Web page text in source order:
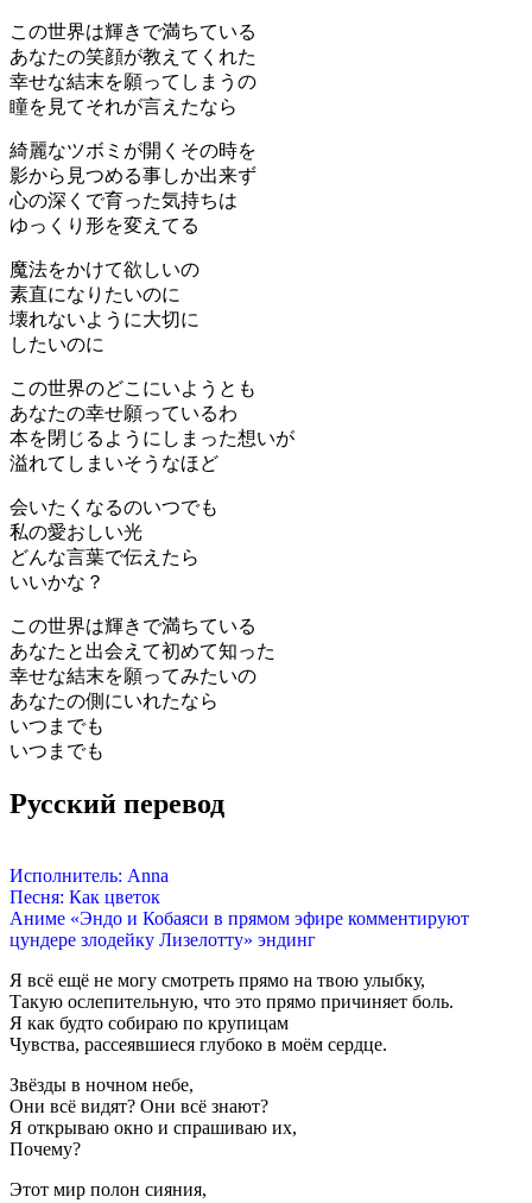
この世界は輝きで満ちている
あなたの笑顔が教えてくれた
幸せな結末を願ってしまうの
瞳を見てそれが言えたなら
綺麗なツボミが開くその時を
影から見つめる事しか出来ず
心の深くで育った気持ちは
ゆっくり形を変えてる
魔法をかけて欲しいの
素直になりたいのに
壊れないように大切に
したいのに
この世界のどこにいようとも
あなたの幸せ願っているわ
本を閉じるようにしまった想いが
溢れてしまいそうなほど
会いたくなるのいつでも
私の愛おしい光
どんな言葉で伝えたら
いいかな？
この世界は輝きで満ちている
あなたと出会えて初めて知った
幸せな結末を願ってみたいの
あなたの側にいれたなら
いつまでも
いつまでも
Русский перевод
Исполнитель: Anna
Песня: Как цветок
Аниме «Эндо и Кобаяси в прямом эфире комментируют
цундере злодейку Лизелотту» эндинг
Я всё ещё не могу смотреть прямо на твою улыбку,
Такую ослепительную, что это прямо причиняет боль.
Я как будто собираю по крупицам
Чувства, рассеявшиеся глубоко в моём сердце.
Звёзды в ночном небе,
Они всё видят? Они всё знают?
Я открываю окно и спрашиваю их,
Почему?
Этот мир полон сияния,